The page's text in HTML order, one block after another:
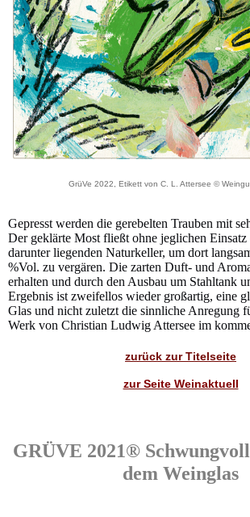
GrüVe 2022, Etikett von C. L. Attersee ©
Gepresst werden die gerebelten Trauben mit
Der geklärte Most fließt ohne jeglichen
darunter liegenden Naturkeller, um dort
%Vol. zu vergären. Die zarten Duft- und
erhalten und durch den Ausbau um Stahltank
Ergebnis ist zweifellos wieder großartig, eine
Glas und nicht zuletzt die sinnliche Anregung
Werk von Christian Ludwig Attersee im
zurück zur Titelseite
zur Seite Weinaktuell
GRÜVE 2021®
dem Weinglas